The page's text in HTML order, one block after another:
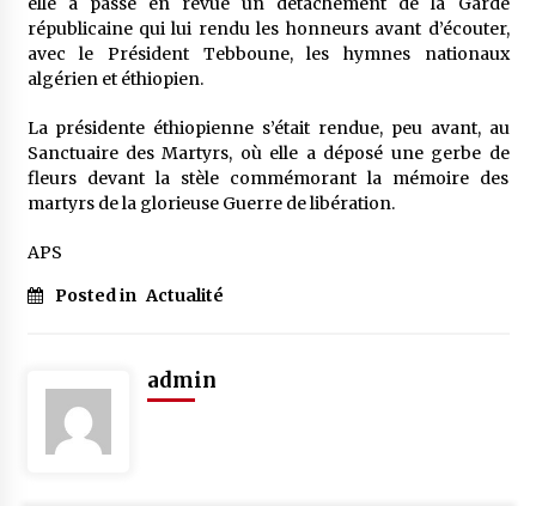
Tradition orale/ D’où viennent les contes et à
quoi servent-ils?
5 ans ago
républicaine qui lui rendu les honneurs avant d’écouter,
avec le Président Tebboune, les hymnes nationaux
algérien et éthiopien.
La présidente éthiopienne s’était rendue, peu avant, au
Sanctuaire des Martyrs, où elle a déposé une gerbe de
fleurs devant la stèle commémorant la mémoire des
martyrs de la glorieuse Guerre de libération.
APS
Posted in Actualité
admin